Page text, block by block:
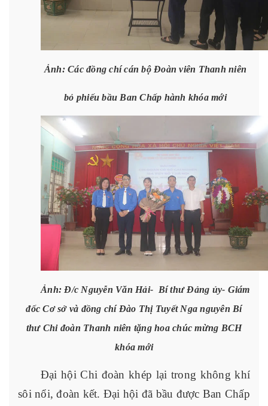
Ảnh: Các đồng chí cán bộ Đoàn viên Thanh niên
bỏ phiếu bầu Ban Chấp hành khóa mới
Ảnh: Đ/c Nguyễn Văn Hải- Bí thư Đảng ủy- Giám
đốc Cơ sở và đồng chí Đào Thị Tuyết Nga nguyên Bí
thư Chi đoàn Thanh niên tặng hoa chúc mừng BCH
khóa mới
Đại hội Chi đoàn khép lại trong không khí
sôi nổi, đoàn kết. Đại hội đã bầu được Ban Chấp